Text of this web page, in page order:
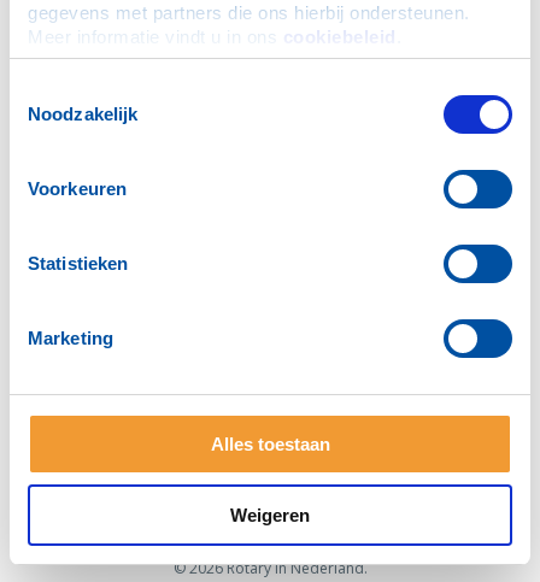
gegevens met partners die ons hierbij ondersteunen.
Meer informatie vindt u in ons cookiebeleid
Noodzakelijk
Voorkeuren
Statistieken
Marketing
Alles toestaan
Weigeren
© 2026 Rotary in Nederland.